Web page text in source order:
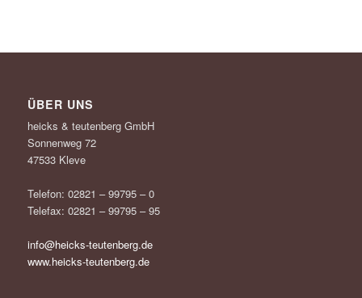
ÜBER UNS
heicks & teutenberg GmbH
Sonnenweg 72
47533 Kleve
Telefon: 02821 – 99795 – 0
Telefax: 02821 – 99795 – 95
info@heicks-teutenberg.de
www.heicks-teutenberg.de